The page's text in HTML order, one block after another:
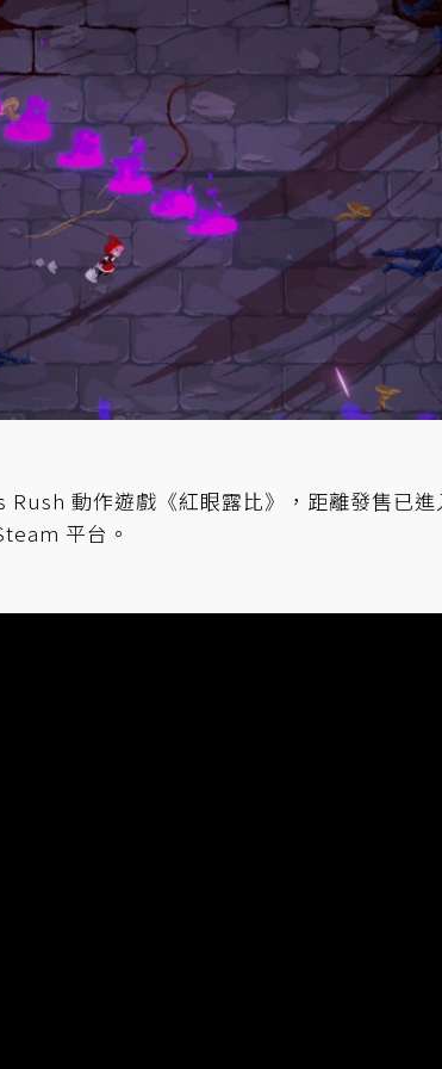
動作遊戲《紅眼露比》，距離發售已進
平台。